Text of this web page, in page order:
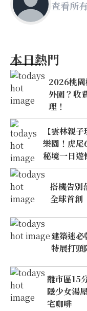
查看所
本日熱門
2026桃園
外圍？收
理！
【雲林親
樂園！虎
秘境一日遊
搭機告別
全球首
建築迷
特展打頭
離市區15
隱少女湯
宅咖啡